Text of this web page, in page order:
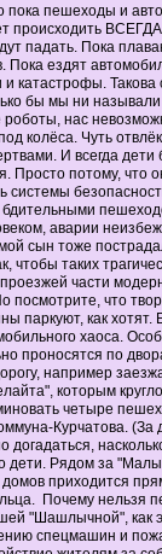
пока пешеходы и
происходить
падать. Пока
Пока ездят
катастрофы.
бы мы ни
нас
колёса. Чуть
И всегда
Просто потому, что
системы
бдительными
аварии
сын тоже
чтобы таких
части
посмотрите, что
паркуют, как хотят.
хаоса.
проносятся по
например
которым
четыре
Курчатова.
догадаться,
дети. Рядом за
приходится
Почему нельзя
"Шашлычной", как
спецмашин и